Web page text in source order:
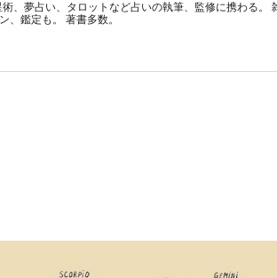
、夢占い、タロットなど占いの執筆、監修に携わる。
、鑑定も。 著書多数。